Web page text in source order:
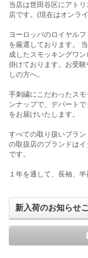
当店は世田谷区にアト
店です。(現在はオンラ
ヨーロッパのロイヤル
を厳選しております。
成したスモッキングワ
掛けております。お受
しの方へ。
手刺繍にこだわったス
ンナップで、デパート
をお届けいたします。
すべての取り扱いブラ
の取扱店のブランドは
です。
１年を通して、長袖、
新入荷のお知らせ